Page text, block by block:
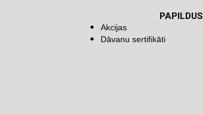
PAPILDUS
Akcijas
Dāvanu sertifikāti